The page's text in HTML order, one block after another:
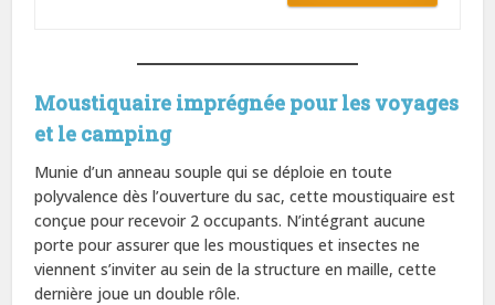
Moustiquaire imprégnée pour les voyages
et le camping
Munie d’un anneau souple qui se déploie en toute
polyvalence dès l’ouverture du sac, cette moustiquaire est
conçue pour recevoir 2 occupants. N’intégrant aucune
porte pour assurer que les moustiques et insectes ne
viennent s’inviter au sein de la structure en maille, cette
dernière joue un double rôle.